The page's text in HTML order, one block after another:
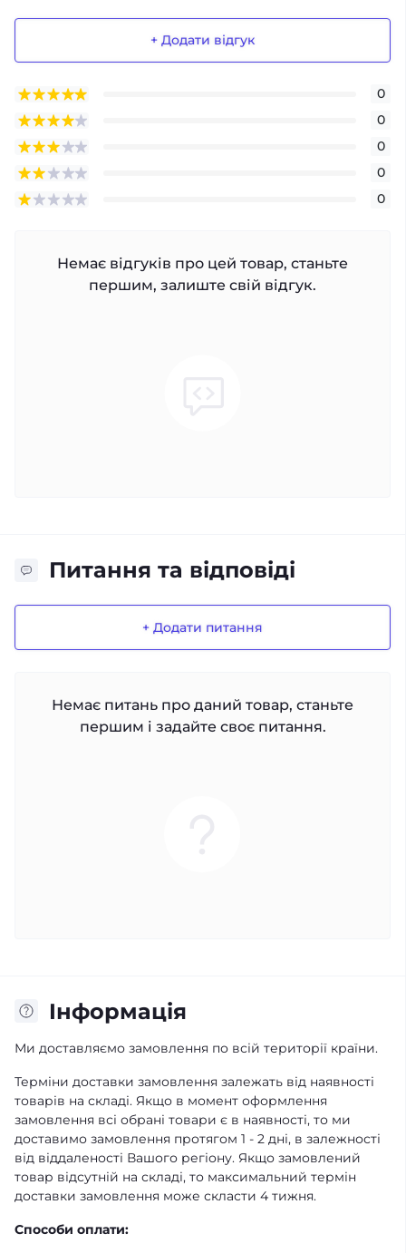
+ Додати відгук
0
0
0
0
0
Немає відгуків про цей товар, станьте
першим, залиште свій відгук.
Питання та відповіді
+ Додати питання
Немає питань про даний товар, станьте
першим і задайте своє питання.
Iнформація
Ми доставляємо замовлення по всій території країни.
Терміни доставки замовлення залежать від наявності
товарів на складі. Якщо в момент оформлення
замовлення всі обрані товари є в наявності, то ми
доставимо замовлення протягом 1 - 2 дні, в залежності
від віддаленості Вашого регіону. Якщо замовлений
товар відсутній на складі, то максимальний термін
доставки замовлення може скласти 4 тижня.
Способи оплати: